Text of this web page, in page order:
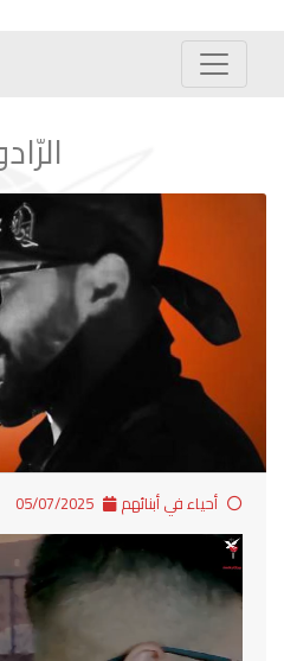
أحياء في أبنائهم